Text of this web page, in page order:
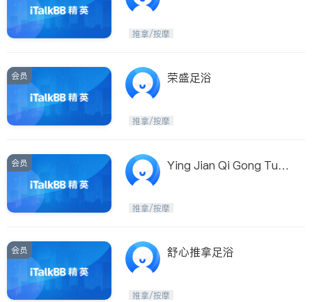
推拿/按摩
会员 荣盛足浴
推拿/按摩
会员
Ying Jian Qi Gong Tuin
推拿/按摩
会员 舒心推拿足浴
推拿/按摩